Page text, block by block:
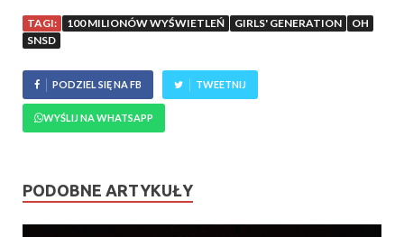
TAGI: 100 MILIONÓW WYŚWIETLEŃ GIRLS' GENERATION
OH
SNSD
PODZIEL SIĘ NA FB TWEETNIJ
WYŚLIJ NA WHATSAPP
PODOBNE ARTYKUŁY